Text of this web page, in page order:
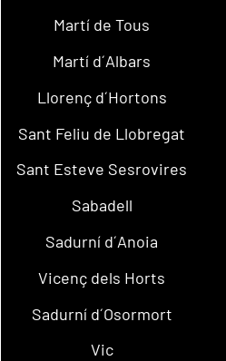
Martí de Tous
Martí d´Albars
Llorenç d´Hortons
Sant Feliu de Llobregat
Sant Esteve Sesrovires
Sabadell
Sadurní d´Anoia
Vicenç dels Horts
Sadurní d´Osormort
Vic